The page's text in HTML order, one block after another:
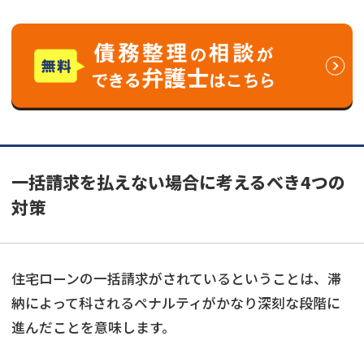
一括請求を払えない場合に考えるべき4つの
対策
住宅ローンの一括請求がされているということは、滞
納によって科されるペナルティがかなり深刻な段階に
進んだことを意味します。